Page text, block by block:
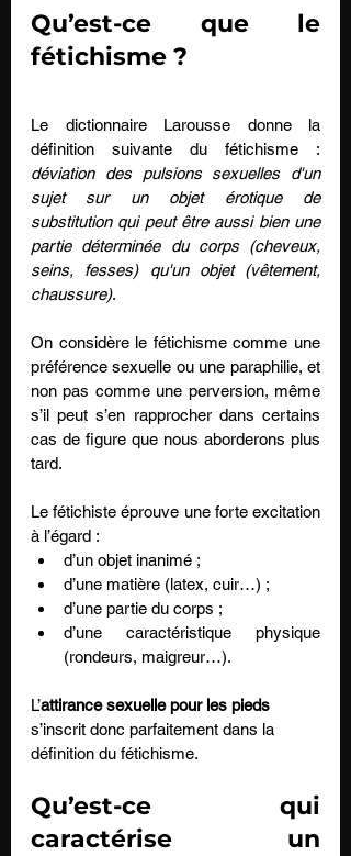
Qu’est-ce que le
fétichisme ?
Le dictionnaire Larousse donne la
déviation des pulsions sexuelles d'un
sujet sur un objet érotique de
substitution qui peut être aussi bien une
partie déterminée du corps (cheveux,
seins, fesses) qu'un objet (vêtement,
chaussure).
On considère le fétichisme comme une
préférence sexuelle ou une paraphilie, et
non pas comme une perversion, même
s’il peut s’en rapprocher dans certains
cas de figure que nous aborderons plus
tard.
Le fétichiste éprouve une forte excitation
à l’égard :
d’un objet inanimé ;
d’une matière (latex, cuir…) ;
d’une partie du corps ;
d’une caractéristique physique
(rondeurs, maigreur…).
L’attirance sexuelle pour les pieds
s’inscrit donc parfaitement dans la
définition du fétichisme.
Qu’est-ce qui
caractérise un